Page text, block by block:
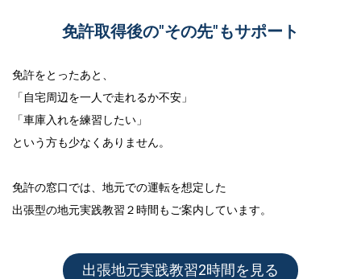
免許取得後の"その先"もサポート
免許をとったあと、
「自宅周辺を一人で走れるか不安」
「車庫入れを練習したい」
という方も少なくありません。
免許の窓口では、地元での運転を想定した
出張型の地元実践教習２時間 もご案内しています。
出張地元実践教習2時間を見る